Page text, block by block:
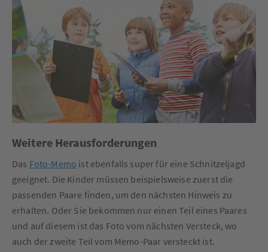
Weitere Herausforderungen
Das Foto-Memo ist ebenfalls super für eine Schnitzeljagd
geeignet. Die Kinder müssen beispielsweise zuerst die
passenden Paare finden, um den nächsten Hinweis zu
erhalten. Oder Sie bekommen nur einen Teil eines Paares
und auf diesem ist das Foto vom nächsten Versteck, wo
auch der zweite Teil vom Memo-Paar versteckt ist.